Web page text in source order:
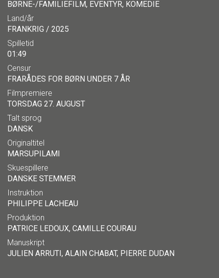
BØRNE-/FAMILIEFILM, EVENTYR, KOMEDIE
Land/år
FRANKRIG / 2025
Spilletid
01:49
Censur
FRARÅDES FOR BØRN UNDER 7 ÅR
Filmpremiere
TORSDAG 27. AUGUST
Talt sprog
DANSK
Originaltitel
MARSUPILAMI
Skuespillere
DANSKE STEMMER
Instruktion
PHILIPPE LACHEAU
Produktion
PATRICE LEDOUX, CAMILLE COURAU
Manuskript
JULIEN ARRUTI, ALAIN CHABAT, PIERRE DUDAN